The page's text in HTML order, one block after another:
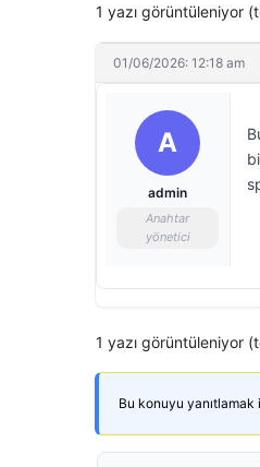
1 yazı görüntüleniyor
01/06/2026: 12:18 am
A
admin
Anahtar
yönetici
1 yazı görüntüleniyor
Bu konuyu yanıtlamak